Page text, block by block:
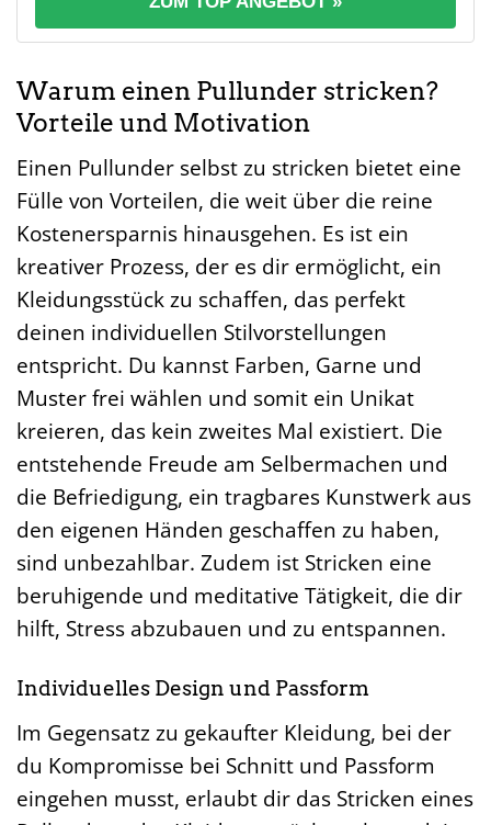
ZUM TOP ANGEBOT »
Warum einen Pullunder stricken?
Vorteile und Motivation
Einen Pullunder selbst zu stricken bietet eine
Fülle von Vorteilen, die weit über die reine
Kostenersparnis hinausgehen. Es ist ein
kreativer Prozess, der es dir ermöglicht, ein
Kleidungsstück zu schaffen, das perfekt
deinen individuellen Stilvorstellungen
entspricht. Du kannst Farben, Garne und
Muster frei wählen und somit ein Unikat
kreieren, das kein zweites Mal existiert. Die
entstehende Freude am Selbermachen und
die Befriedigung, ein tragbares Kunstwerk aus
den eigenen Händen geschaffen zu haben,
sind unbezahlbar. Zudem ist Stricken eine
beruhigende und meditative Tätigkeit, die dir
hilft, Stress abzubauen und zu entspannen.
Individuelles Design und Passform
Im Gegensatz zu gekaufter Kleidung, bei der
du Kompromisse bei Schnitt und Passform
eingehen musst, erlaubt dir das Stricken eines